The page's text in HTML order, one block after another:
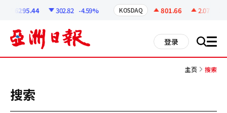
6295.44 302.82 -4.59% KOSDAQ 801.66 2.07
登录 搜 all
主页 搜索
搜索